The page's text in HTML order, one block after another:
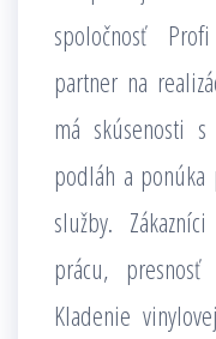
spoločnosť
partner na
má skúsenosti
podláh a ponúka
služby.
prácu,
Kladenie